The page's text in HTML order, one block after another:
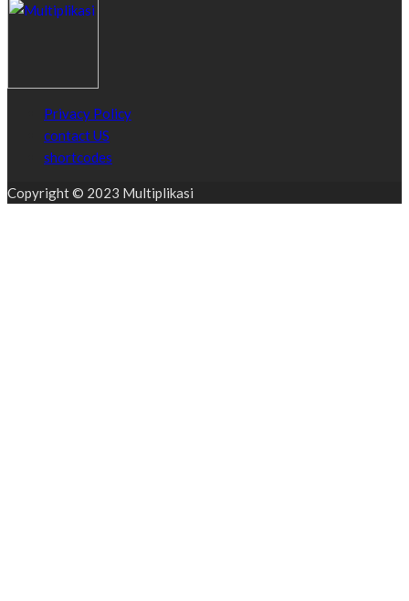
Privacy Policy
contact US
shortcodes
Copyright © 2023 Multiplikasi